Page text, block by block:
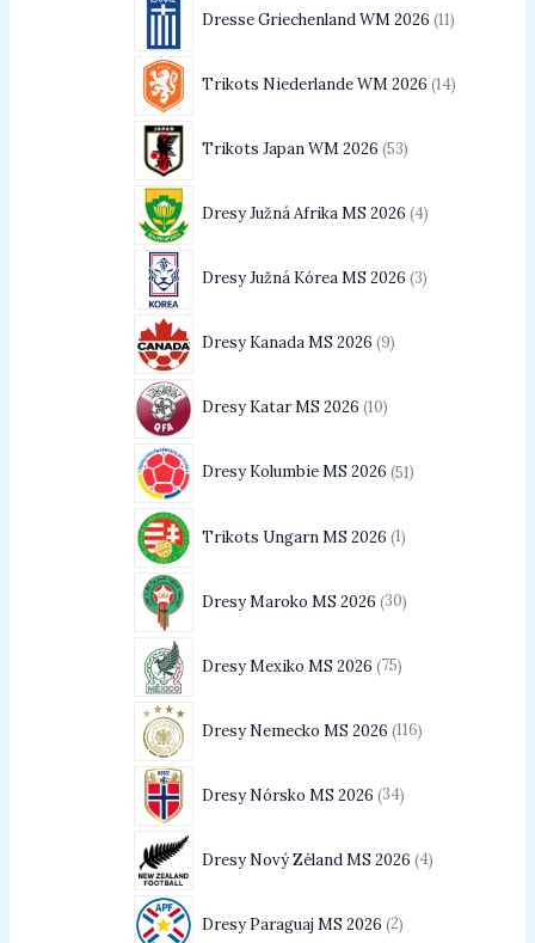
Dresse Griechenland WM 2026 11
Trikots Niederlande WM 2026 14
Trikots Japan WM 2026 53
Dresy Južná Afrika MS 2026 4
Dresy Južná Kórea MS 2026 3
Dresy Kanada MS 2026 9
Dresy Katar MS 2026 10
Dresy Kolumbie MS 2026 51
Trikots Ungarn MS 2026 1
Dresy Maroko MS 2026 30
Dresy Mexiko MS 2026 75
Dresy Nemecko MS 2026 116
Dresy Nórsko MS 2026 34
Dresy Nový Zéland MS 2026 4
Dresy Paraguaj MS 2026 2